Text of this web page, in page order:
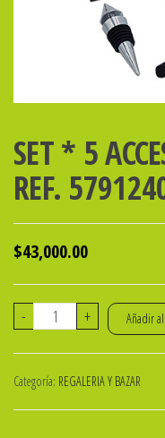
SET * 5
REF.
$43,000.00
-
SET
ACCESORIOS
DE
+ Añadir
Categoría: REGALERIA Y BAZAR